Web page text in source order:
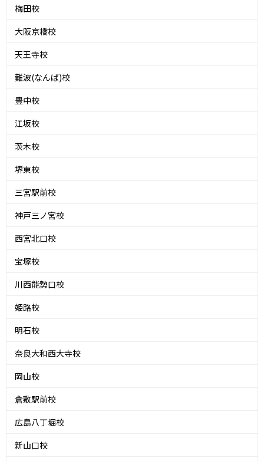
梅田校
大阪京橋校
天王寺校
難波(なんば)校
豊中校
江坂校
茨木校
堺東校
三宮駅前校
神戸三ノ宮校
西宮北口校
宝塚校
川西能勢口校
姫路校
明石校
奈良大和西大寺校
岡山校
倉敷駅前校
広島八丁堀校
新山口校